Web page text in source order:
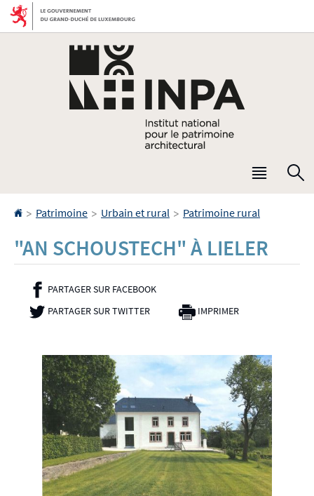
Aller
Aller
Menu
Accueil
> Patrimoine > Urbain et rural > Patrimoine rural
"AN SCHOUSTECH" À LIELER
PARTAGER SUR FACEBOOK- NOUVELLE FENÊTRE
PARTAGER SUR TWITTER- NOUVELLE FENÊTRE
IMPRIMER